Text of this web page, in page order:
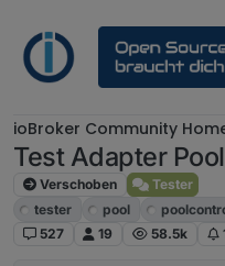
ioBroker Community
Test Adapter
Verschoben
Tester
tester
pool
527
19 58.5k